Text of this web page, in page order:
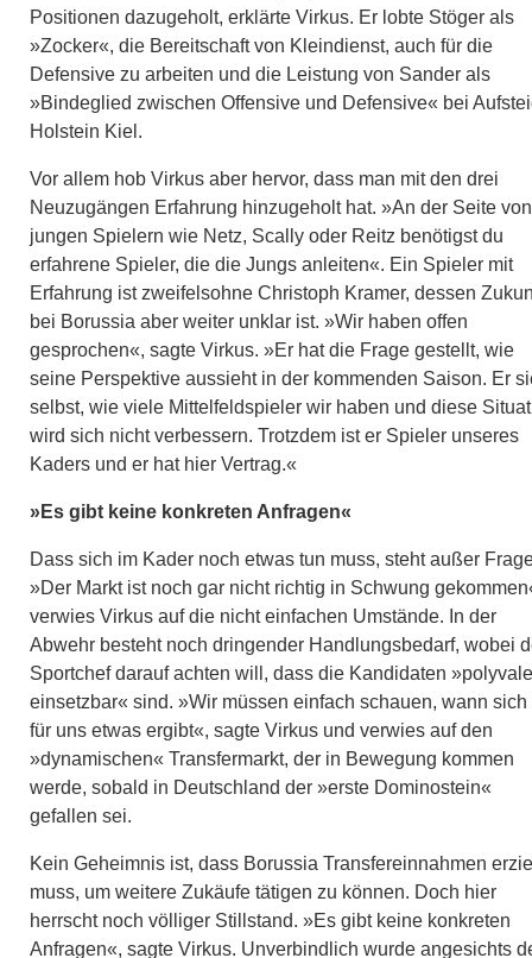
Positionen dazugeholt, erklärte Virkus. Er lobte Stöger als
»Zocker«, die Bereitschaft von Kleindienst, auch für die
Defensive zu arbeiten und die Leistung von Sander als
»Bindeglied zwischen Offensive und Defensive« bei
Holstein Kiel.
Vor allem hob Virkus aber hervor, dass man mit den drei
Neuzugängen Erfahrung hinzugeholt hat. »An der Seite von
jungen Spielern wie Netz, Scally oder Reitz benötigst du
erfahrene Spieler, die die Jungs anleiten«. Ein Spieler mit
Erfahrung ist zweifelsohne Christoph Kramer, dessen
bei Borussia aber weiter unklar ist. »Wir haben offen
gesprochen«, sagte Virkus. »Er hat die Frage gestellt, wie
seine Perspektive aussieht in der kommenden Saison. Er
selbst, wie viele Mittelfeldspieler wir haben und diese
wird sich nicht verbessern. Trotzdem ist er Spieler unseres
Kaders und er hat hier Vertrag.«
»Es gibt keine konkreten Anfragen«
Dass sich im Kader noch etwas tun muss, steht außer
»Der Markt ist noch gar nicht richtig in Schwung
verwies Virkus auf die nicht einfachen Umstände. In der
Abwehr besteht noch dringender Handlungsbedarf, wobei
Sportchef darauf achten will, dass die Kandidaten
einsetzbar« sind. »Wir müssen einfach schauen, wann sich
für uns etwas ergibt«, sagte Virkus und verwies auf den
»dynamischen« Transfermarkt, der in Bewegung kommen
werde, sobald in Deutschland der »erste Dominostein«
gefallen sei.
Kein Geheimnis ist, dass Borussia Transfereinnahmen
muss, um weitere Zukäufe tätigen zu können. Doch hier
herrscht noch völliger Stillstand. »Es gibt keine konkreten
Anfragen«, sagte Virkus. Unverbindlich wurde angesichts